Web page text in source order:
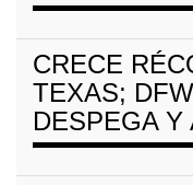
CRECE
TEXAS;
DESPEGA Y